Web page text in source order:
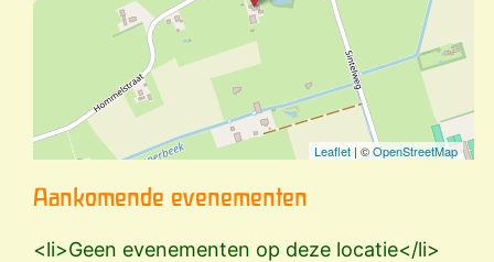
Leaflet | ©OpenStreetMap
Aankomende evenementen
<li>Geen evenementen op deze locatie</li>